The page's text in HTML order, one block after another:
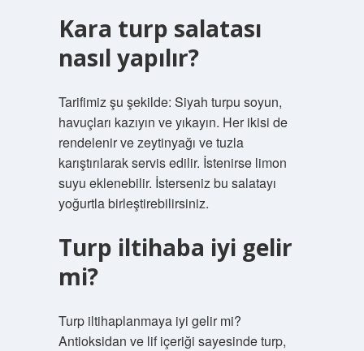
Kara turp salatası
nasıl yapılır?
Tarifimiz şu şekilde: Siyah turpu soyun,
havuçları kazıyın ve yıkayın. Her ikisi de
rendelenir ve zeytinyağı ve tuzla
karıştırılarak servis edilir. İstenirse limon
suyu eklenebilir. İsterseniz bu salatayı
yoğurtla birleştirebilirsiniz.
Turp iltihaba iyi gelir
mi?
Turp iltihaplanmaya iyi gelir mi?
Antioksidan ve lif içeriği sayesinde turp,